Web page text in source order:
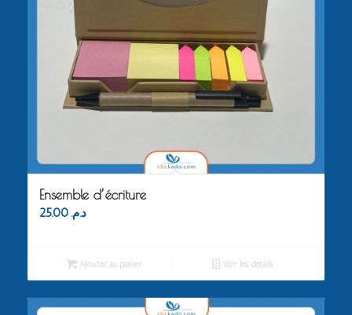
Ensemble d’écriture
د.م. 25.00
Ajouter au panier Voir les détails